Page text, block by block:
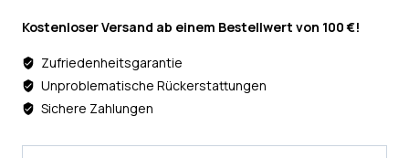
Kostenloser Versand ab einem Bestellwert von 100 €!
Zufriedenheitsgarantie
Unproblematische Rückerstattungen
Sichere Zahlungen